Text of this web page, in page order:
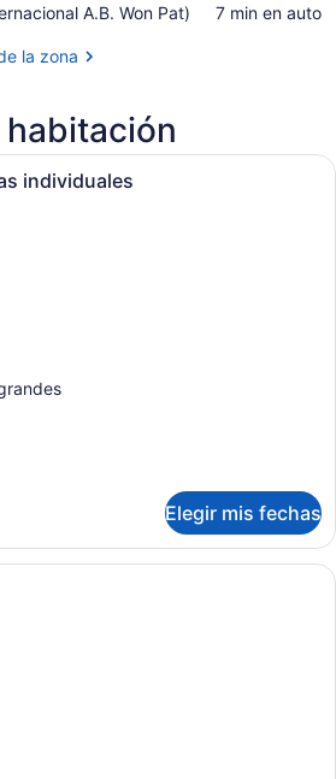
A.B. Won Pat)
‪7 min en auto‬
la zona
Habitación de hotel con dos
individuales
Elegir mis fechas
Habitación de hotel con dos